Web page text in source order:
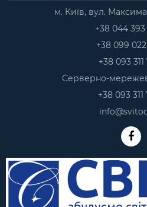
м. Київ, вул.
+38 044 393
+38 099 022
+38 093 311
Серверно-
+38 093 311